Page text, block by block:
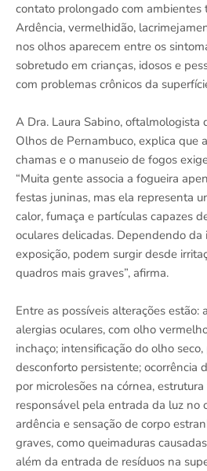
contato prolongado com ambientes
Ardência, vermelhidão,
nos olhos aparecem entre os
sobretudo em crianças, idosos e
com problemas crônicos da
A Dra. Laura Sabino, oftalmologista
Olhos de Pernambuco, explica que
chamas e o manuseio de fogos
“Muita gente associa a fogueira
festas juninas, mas ela representa
calor, fumaça e partículas capazes
oculares delicadas. Dependendo
exposição, podem surgir desde
quadros mais graves”, afirma.
Entre as possíveis alterações estão:
alergias oculares, com olho
inchaço; intensificação do olho
desconforto persistente; ocorrência
por microlesões na córnea,
responsável pela entrada da luz no
ardência e sensação de corpo
graves, como queimaduras
além da entrada de resíduos na